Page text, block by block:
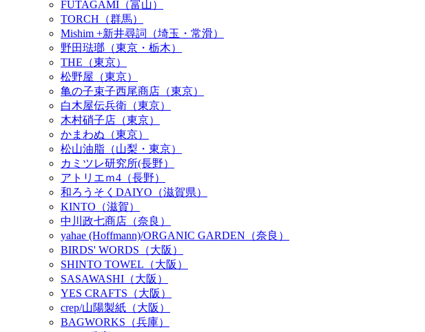
FUTAGAMI（富山）
TORCH（群馬）
Mishim +新井尋詞（埼玉・常滑）
野田琺瑯（東京・栃木）
THE（東京）
松野屋（東京）
亀の子束子西尾商店（東京）
白木屋伝兵衛（東京）
木村硝子店（東京）
かまわぬ（東京）
松山油脂（山梨・東京）
カミツレ研究所(長野）
アトリエｍ4（長野）
和ろうそくDAIYO（滋賀県）
KINTO（滋賀）
中川政七商店（奈良）
yahae (Hoffmann)/ORGANIC GARDEN（奈良）
BIRDS' WORDS（大阪）
SHINTO TOWEL（大阪）
SASAWASHI（大阪）
YES CRAFTS（大阪）
crep/山陽製紙（大阪）
BAGWORKS（兵庫）